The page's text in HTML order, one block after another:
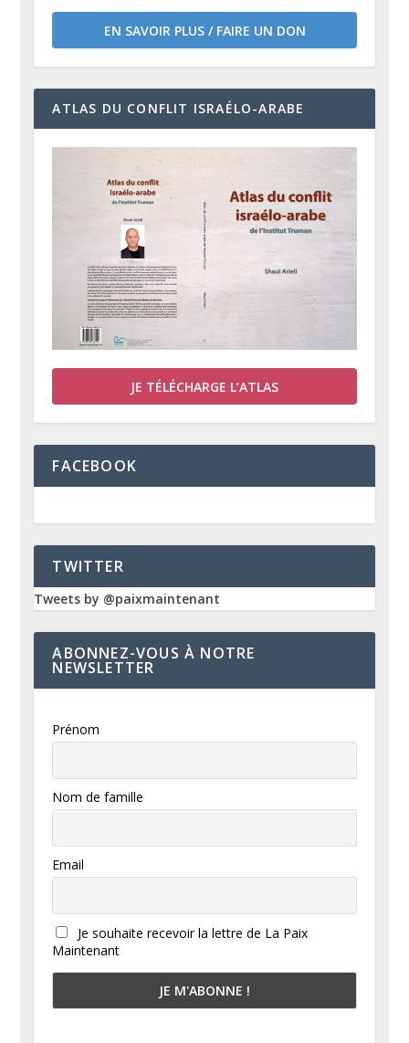
EN SAVOIR PLUS / FAIRE UN DON
ATLAS DU CONFLIT ISRAÉLO-ARABE
JE TÉLÉCHARGE L’ATLAS
FACEBOOK
TWITTER
Tweets by @paixmaintenant
ABONNEZ-VOUS À NOTRE
NEWSLETTER
Prénom
Nom de famille
Email
Je souhaite recevoir la lettre de La Paix
Maintenant